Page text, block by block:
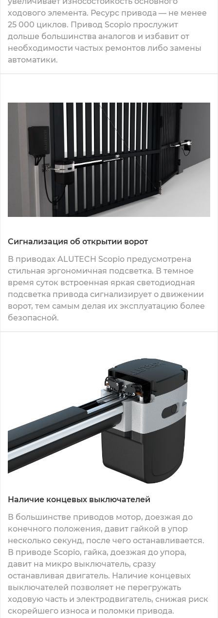
ходового элемента. Ресурс привода — не менее
25 000 циклов. Привод Scopio прослужит
дольше большинства аналогов и избавит от
необходимости частых ремонтов либо замены
автоматики.
Наличие концевых выключателей
В большинстве приводов мотор, доезжая до
конечного положения, давит гайкой в упор
несколько секунд, после чего останавливается.
В приводе Scopio, гайка, доезжая до упора,
давит на микро выключатель, сразу
останавливая двигатель. Наличие концевых
выключателей позволяет не перегружать
ходовую часть и электродвигатель, снижая риск
скорейшего износа и поломки привода.
Сигнализация об открытии ворот
В приводах ALUTECH Scopio предусмотрена
стильная эргономичная подсветка. В темное
время суток встроенная яркая светодиодная
подсветка привода сигнализирует о движении
ворот, тем самым делая их эксплуатацию более
безопасной.